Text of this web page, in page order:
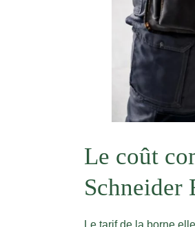
Le coût
Schneider